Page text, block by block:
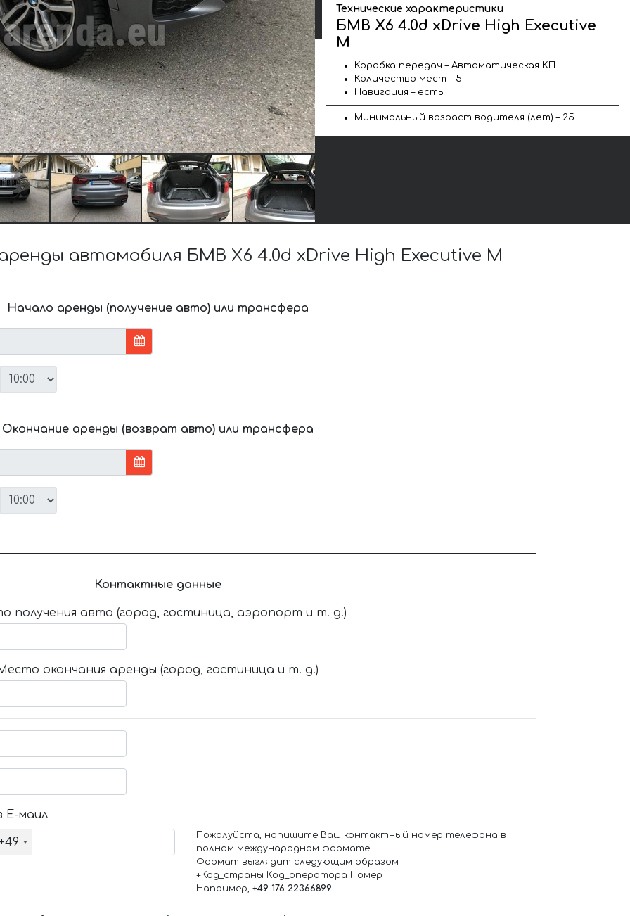
Технические характеристики
БМВ X6 4.0d xDrive High Executive
M
Коробка передач – Автоматическая КП
Количество мест – 5
Навигация – есть
Минимальный возраст водителя (лет) – 25
автомобиля БМВ X6 4.0d xDrive High Executive M
Начало аренды (получение авто) или трансфера
Окончание аренды (возврат авто) или трансфера
Контактные данные
получения авто (город, гостиница, аэропорт и т. д.)
окончания аренды (город, гостиница и т. д.)
Е-маил
Пожалуйста, напишите Ваш контактный номер телефона в
полном международном формате.
Формат выглядит следующим образом:
+Код_страны Код_оператора Номер
Например, +49 176 22366899